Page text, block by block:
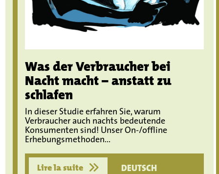
Was der Verbraucher bei
Nacht macht – anstatt zu
schlafen
In dieser Studie erfahren Sie, warum
Verbraucher auch nachts bedeutende
Konsumenten sind! Unser On-/offline
Erhebungsmethoden...
Lire la suite
DEUTSCH